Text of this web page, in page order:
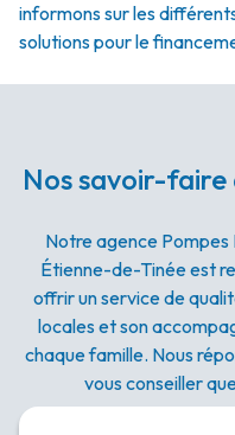
informons sur les
solutions pour le
Nos savoir-faire
Notre agence Pompes
Étienne-de-Tinée est
offrir un service de
locales et son
chaque famille. Nous
vous conseiller